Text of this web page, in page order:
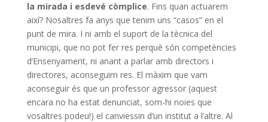
la mirada i esdevé còmplice. Fins quan actuarem
així? Nosaltres fa anys que tenim uns “casos” en el
punt de mira. I ni amb el suport de la tècnica del
municipi, que no pot fer res perquè són competències
d’Ensenyament, ni anant a parlar amb directors i
directores, aconseguim res. El màxim que vam
aconseguir és que un professor agressor (aquest
encara no ha estat denunciat, som-hi noies que
vosaltres podeu!) el canviessin d’un institut a l’altre. Al